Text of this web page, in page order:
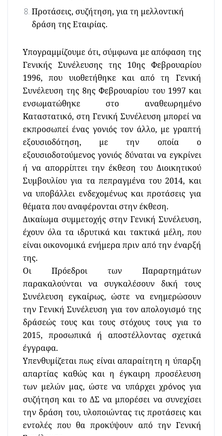
Προτάσεις, συζήτηση, για τη μελλοντική
δράση της Εταιρίας.
Υπογραμμίζουμε ότι, σύμφωνα με απόφαση της
Γενικής Συνέλευσης της 10ης Φεβρουαρίου
1996, που υιοθετήθηκε και από τη Γενική
Συνέλευση της 8ης Φεβρουαρίου του 1997 και
ενσωματώθηκε στο αναθεωρημένο
Καταστατικό, στη Γενική Συνέλευση μπορεί να
εκπροσωπεί ένας γονιός τον άλλο, με γραπτή
εξουσιοδότηση, με την οποία ο
εξουσιοδοτούμενος γονιός δύναται να εγκρίνει
ή να απορρίπτει την έκθεση του Διοικητικού
Συμβουλίου για τα πεπραγμένα του 2014, και
να υποβάλλει ενδεχομένως και προτάσεις για
θέματα που αναφέρονται στην έκθεση.
Δικαίωμα συμμετοχής στην Γενική Συνέλευση,
έχουν όλα τα ιδρυτικά και τακτικά μέλη, που
είναι οικονομικά ενήμερα πριν από την έναρξή
της.
Οι Πρόεδροι των Παραρτημάτων
παρακαλούνται να συγκαλέσουν δική τους
Συνέλευση εγκαίρως, ώστε να ενημερώσουν
την Γενική Συνέλευση για τον απολογισμό της
δράσεώς τους και τους στόχους τους για το
2015, προσωπικά ή αποστέλλοντας σχετικά
έγγραφα.
Υπενθυμίζεται πως είναι απαραίτητη η ύπαρξη
απαρτίας καθώς και η έγκαιρη προσέλευση
των μελών μας, ώστε να υπάρχει χρόνος για
συζήτηση και το ΔΣ να μπορέσει να συνεχίσει
την δράση του, υλοποιώντας τις προτάσεις και
εντολές που θα προκύψουν από την Γενική